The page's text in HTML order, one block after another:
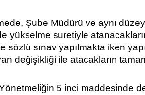
Şube Müdürü ve aynı
yükselme suretiyle
sözlü sınav yapılmakta iken
değişikliği ile atacakların
5 inci maddesinde